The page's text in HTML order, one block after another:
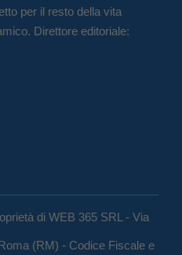
per il resto della vita
Direttore editoriale:
di WEB 365 SRL - Via
(RM) - Codice Fiscale e